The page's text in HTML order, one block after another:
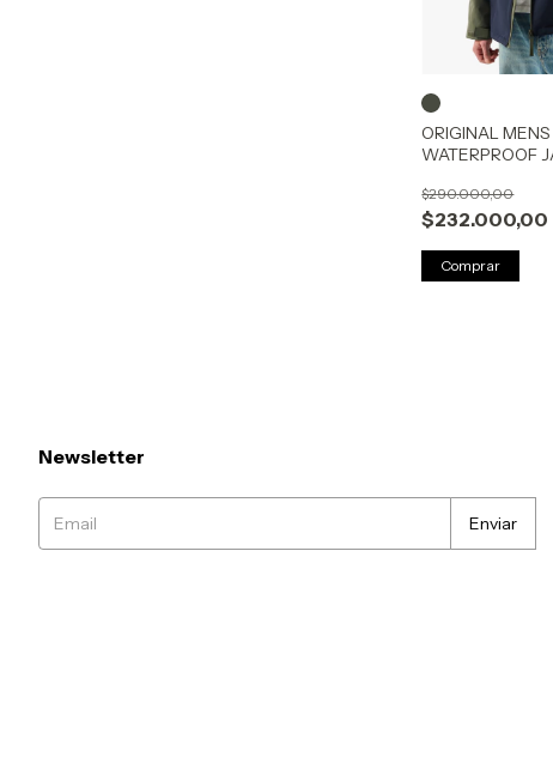
ORIGINAL
WATERPROOF
$232.000,00
$290.000,00
Comprar
Newsletter